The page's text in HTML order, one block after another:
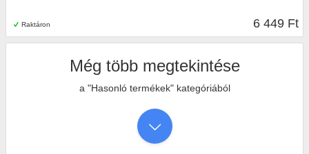
Raktáron 6 449 Ft
Még több megtekintése
a "Hasonló termékek" kategóriából